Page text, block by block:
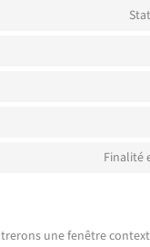
Finalité
une fenêtre